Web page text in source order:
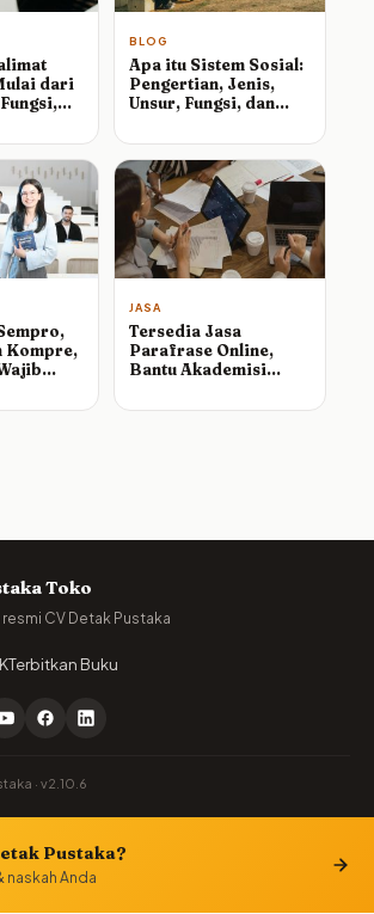
dari
BLOG
Apa itu Sistem Sosial:
Pengertian, Jenis,
Unsur, Fungsi, dan
Kompre,
JASA
Tersedia Jasa
Parafrase Online,
Bantu Akademisi
Terbaiknya
Toko
CV Detak Pustaka
Terbitkan Buku
· v2.10.6
Pustaka?
naskah Anda